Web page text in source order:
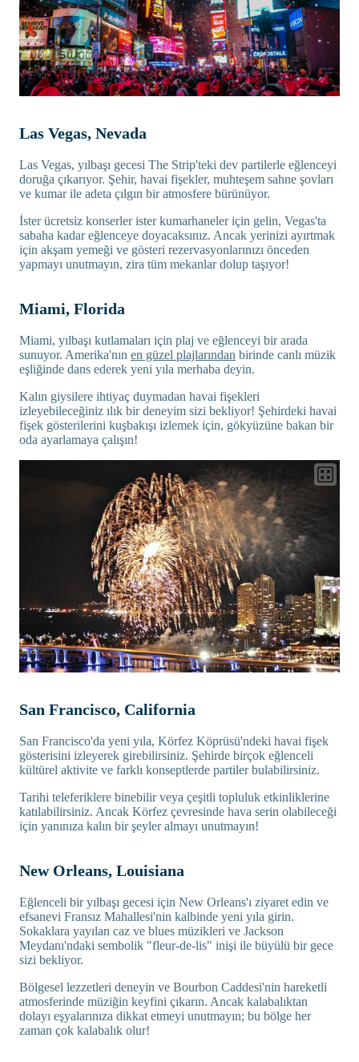
Las Vegas, Nevada
Las Vegas, yılbaşı gecesi The Strip'teki dev partilerle eğlenceyi
doruğa çıkarıyor. Şehir, havai fişekler, muhteşem sahne şovları
ve kumar ile adeta çılgın bir atmosfere bürünüyor.
İster ücretsiz konserler ister kumarhaneler için gelin, Vegas'ta
sabaha kadar eğlenceye doyacaksınız. Ancak yerinizi ayırtmak
için akşam yemeği ve gösteri rezervasyonlarınızı önceden
yapmayı unutmayın, zira tüm mekanlar dolup taşıyor!
Miami, Florida
Miami, yılbaşı kutlamaları için plaj ve eğlenceyi bir arada
sunuyor. Amerika'nın en güzel plajlarından birinde canlı müzik
eşliğinde dans ederek yeni yıla merhaba deyin.
Kalın giysilere ihtiyaç duymadan havai fişekleri
izleyebileceğiniz ılık bir deneyim sizi bekliyor! Şehirdeki havai
fişek gösterilerini kuşbakışı izlemek için, gökyüzüne bakan bir
oda ayarlamaya çalışın!
San Francisco, California
San Francisco'da yeni yıla, Körfez Köprüsü'ndeki havai fişek
gösterisini izleyerek girebilirsiniz. Şehirde birçok eğlenceli
kültürel aktivite ve farklı konseptlerde partiler bulabilirsiniz.
Tarihi teleferiklere binebilir veya çeşitli topluluk etkinliklerine
katılabilirsiniz. Ancak Körfez çevresinde hava serin olabileceği
için yanınıza kalın bir şeyler almayı unutmayın!
New Orleans, Louisiana
Eğlenceli bir yılbaşı gecesi için New Orleans'ı ziyaret edin ve
efsanevi Fransız Mahallesi'nin kalbinde yeni yıla girin.
Sokaklara yayılan caz ve blues müzikleri ve Jackson
Meydanı'ndaki sembolik "fleur-de-lis" inişi ile büyülü bir gece
sizi bekliyor.
Bölgesel lezzetleri deneyin ve Bourbon Caddesi'nin hareketli
atmosferinde müziğin keyfini çıkarın. Ancak kalabalıktan
dolayı eşyalarınıza dikkat etmeyi unutmayın; bu bölge her
zaman çok kalabalık olur!